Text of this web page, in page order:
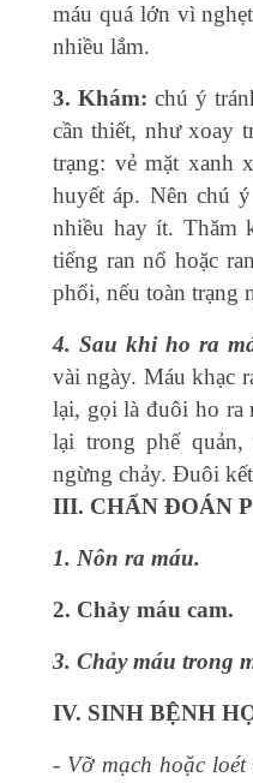
máu quá lớn vì
nhiều lắm.
3. Khám: chú ý
cần thiết, như xoay
trạng: vẻ mặt xanh
huyết áp. Nên chú
nhiều hay ít. Thăm
tiếng ran nổ hoặc
phổi, nếu toàn trạng
4. Sau khi ho ra
vài ngày. Máu khạc
lại, gọi là đuôi ho ra
lại trong phế
ngừng chảy. Đuôi
III. CHẨN ĐOÁN
1. Nôn ra máu.
2. Chảy máu cam.
3. Chảy máu trong
IV. SINH BỆNH
- Vỡ mạch hoặc loét